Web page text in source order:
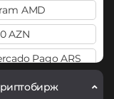
(ATOM)
(CRO)
AMD
AZN
Pago ARS